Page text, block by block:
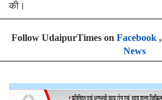
की।
Follow UdaipurTimes on Facebook,
News